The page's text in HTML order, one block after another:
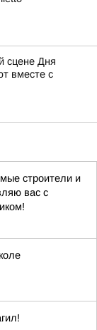
сцене Дня
вместе с
строители и
вас с